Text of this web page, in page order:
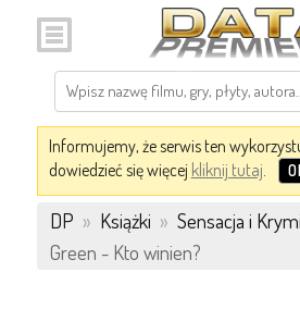
Informujemy, że serwis ten
dowiedzieć się więcej kliknij tutaj.
DP » Książki » Sensacja i
Green - Kto winien?